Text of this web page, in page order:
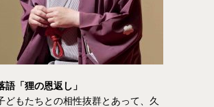
「狸の恩返し」
どもたちとの相性抜群とあって、久